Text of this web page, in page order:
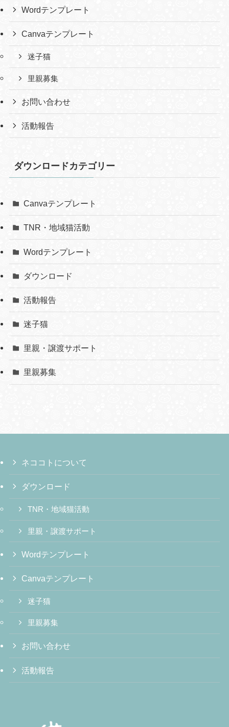
Wordテンプレート
Canvaテンプレート
迷子猫
里親募集
お問い合わせ
活動報告
ダウンロードカテゴリー
Canvaテンプレート
TNR・地域猫活動
Wordテンプレート
ダウンロード
活動報告
迷子猫
里親・譲渡サポート
里親募集
ネココトについて
ダウンロード
TNR・地域猫活動
里親・譲渡サポート
Wordテンプレート
Canvaテンプレート
迷子猫
里親募集
お問い合わせ
活動報告